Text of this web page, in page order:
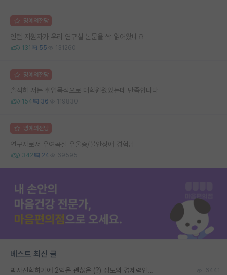
명예의전당
인턴 지원자가 우리 연구실 논문을 싹 읽어왔네요
131 55 131260
명예의전당
솔직히 저는 취업목적으로 대학원왔었는데 만족합니다
154 36 119830
명예의전당
연구자로서 우여곡절 우울증/불안장애 경험담
342 24 69595
베스트 최신 글
박사진학하기에 2억은 괜찮은 (?) 정도의 경제력인가요 6441